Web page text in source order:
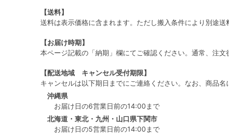
【送料】
送料は表示価格に含まれます。ただし搬入条件により別途
【お届け時期】
本ページ記載の「納期」欄にてご確認ください。通常、注
【配送地域 キャンセル受付期限】
キャンセルは以下期日までにご連絡ください。なお、商品
沖縄県
お届け日の6営業日前の14:00まで
北海道・東北・九州・山口県下関市
お届け日の5営業日前の14:00まで